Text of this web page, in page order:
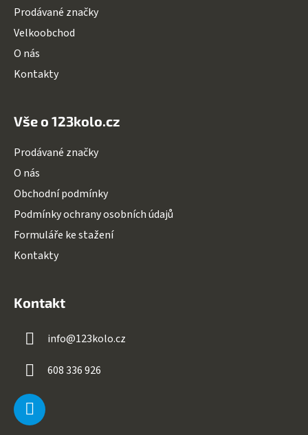
Prodávané značky
Velkoobchod
O nás
Kontakty
Vše o 123kolo.cz
Prodávané značky
O nás
Obchodní podmínky
Podmínky ochrany osobních údajů
Formuláře ke stažení
Kontakty
Kontakt
info@123kolo.cz
608 336 926